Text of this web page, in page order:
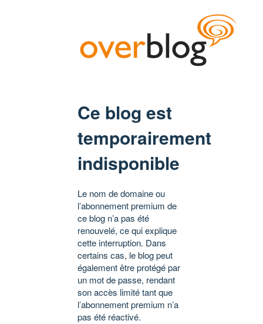
Ce blog est
temporairement
indisponible
Le nom de domaine ou
l’abonnement premium de
ce blog n’a pas été
renouvelé, ce qui explique
cette interruption. Dans
certains cas, le blog peut
également être protégé par
un mot de passe, rendant
son accès limité tant que
l’abonnement premium n’a
pas été réactivé.